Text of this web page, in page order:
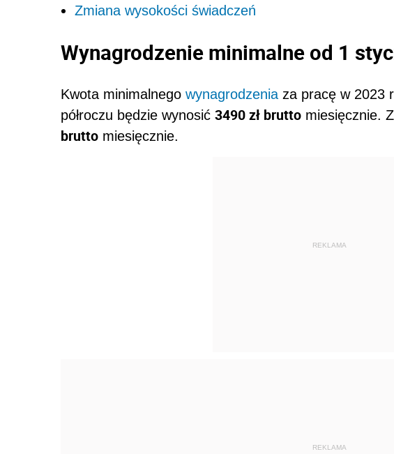
Zmiana wysokości świadczeń
Wynagrodzenie minimalne od 1
Kwota minimalnego wynagrodzenia za pracę w 2023
półroczu będzie wynosić 3490 zł brutto miesięcznie.
brutto miesięcznie.
REKLAMA
REKLAMA